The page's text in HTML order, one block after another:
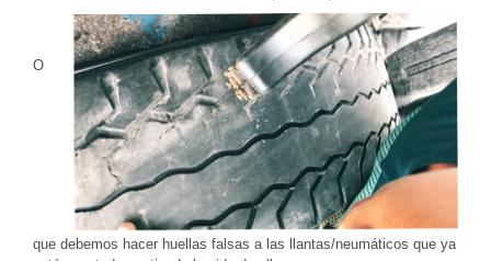
O
que debemos hacer huellas falsas a las llantas/neumáticos que ya